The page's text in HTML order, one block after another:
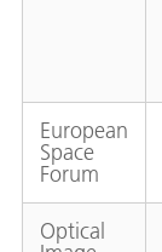
European
Space
Forum
Optical